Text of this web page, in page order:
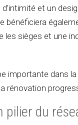
et un
bénéficiera
sièges et une
importante dans
rénovation
pilier du